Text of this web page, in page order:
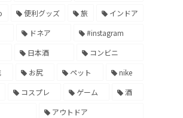
便利グッズ 旅
インドア
ドネア
#instagram
日本酒
コンビニ
お尻 ペット
nike
コスプレ ゲーム
酒
アウトドア